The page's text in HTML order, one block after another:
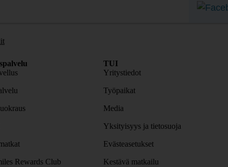
Rewards Club
TUI
Yritystiedot
Työpaikat
Media
Yksityisyys ja tietosuoja
Evästeasetukset
Kestävä matkailu